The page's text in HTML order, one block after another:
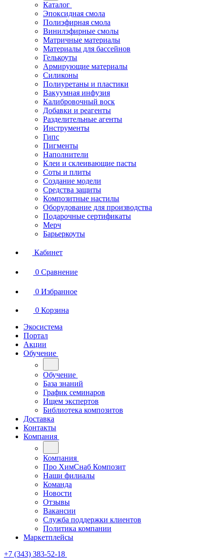
Каталог
Эпоксидная смола
Полиэфирная смола
Винилэфирные смолы
Матричные материалы
Материалы для бассейнов
Гелькоуты
Армирующие материалы
Силиконы
Полиуретаны и пластики
Вакуумная инфузия
Калибровочный воск
Добавки и реагенты
Разделительные агенты
Инструменты
Гипс
Пигменты
Наполнители
Клеи и склеивающие пасты
Соты и плиты
Создание модели
Средства защиты
Композитные настилы
Оборудование для производства
Подарочные сертификаты
Мерч
Барьеркоуты
Кабинет
0 Сравнение
0 Избранное
0 Корзина
Экосистема
Портал
Акции
Обучение
Обучение
База знаний
График семинаров
Ищем экспертов
Библиотека композитов
Доставка
Контакты
Компания
Компания
Про ХимСнаб Композит
Наши филиалы
Команда
Новости
Отзывы
Вакансии
Служба поддержки клиентов
Политика компании
Маркетплейсы
+7 (343) 383-52-18